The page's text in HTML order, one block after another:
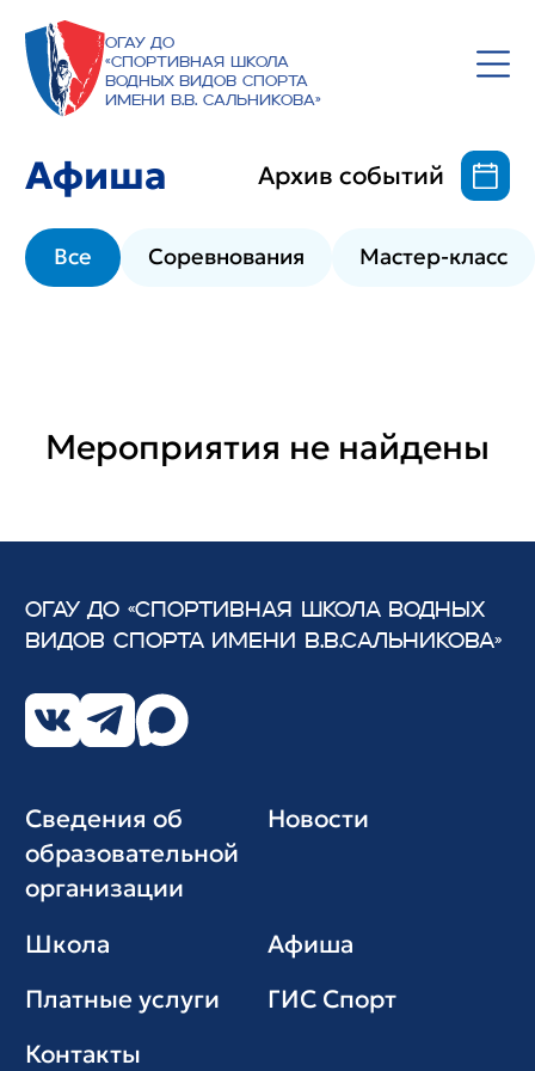
ОГАУ ДО
«Спортивная школа
водных видов спорта
имени В.В. Сальникова»
Афиша Архив событий
Все Соревнования Мастер-класс
Мероприятия не найдены
ОГАУ ДО «СПОРТИВНАЯ ШКОЛА ВОДНЫХ
ВИДОВ СПОРТА ИМЕНИ В.В.САЛЬНИКОВА»
Сведения об
образовательной
организации
Новости
Школа
Афиша
Платные услуги
ГИС Cпорт
Контакты